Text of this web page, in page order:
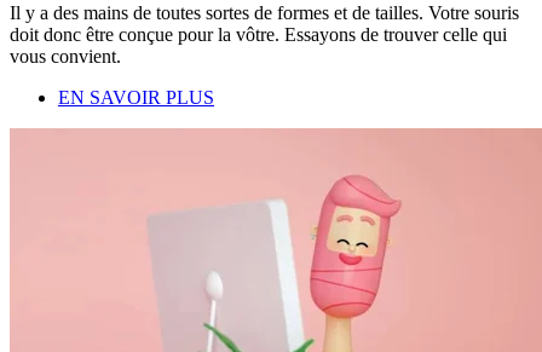
Il y a des mains de toutes sortes de formes et de tailles. Votre souris
doit donc être conçue pour la vôtre. Essayons de trouver celle qui
vous convient.
EN SAVOIR PLUS